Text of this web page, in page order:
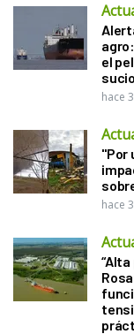
el
hace
"Por
hace